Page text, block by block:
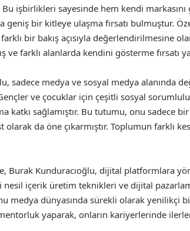
işbirlikleri sayesinde hem kendi
geniş bir kitleye ulaşma fırsatı bulmuştur.
bir bakış açısıyla değerlendirilmesine
ve farklı alanlarda kendini gösterme fırsatı
sadece medya ve sosyal medya alanında
ve çocuklar için çeşitli sosyal
katkı sağlamıştır. Bu tutumu, onu sadece
olarak da öne çıkarmıştır. Toplumun farklı
Burak Kunduracıoğlu, dijital platformlara
nesil içerik üretim teknikleri ve dijital
medya dünyasında sürekli olarak yenilikçi
yaparak, onların kariyerlerinde